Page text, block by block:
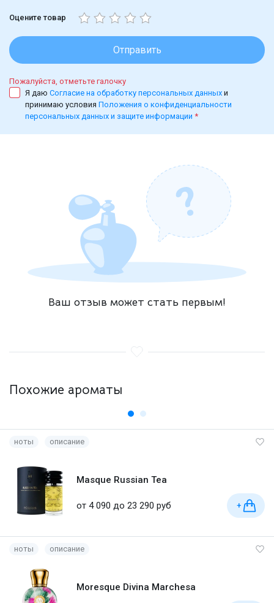
Оцените товар
Отправить
Пожалуйста, отметьте галочку
Я даю Согласие на обработку персональных данных и
принимаю условия Положения о конфиденциальности
персональных данных и защите информации *
Ваш отзыв может стать первым!
Похожие ароматы
ноты описание
Masque Russian Tea
от 4 090 до 23 290 руб +
ноты описание
Moresque Divina Marchesa